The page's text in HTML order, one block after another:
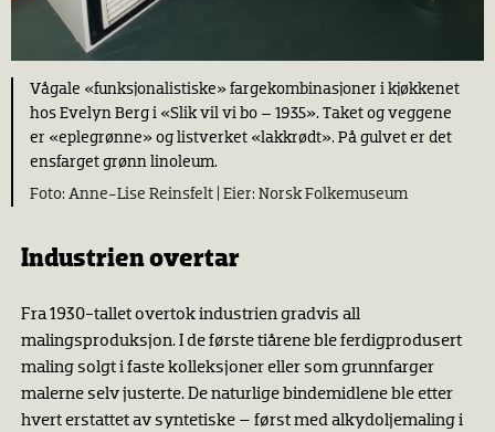
Vågale «funksjonalistiske» fargekombinasjoner i kjøkkenet
hos Evelyn Berg i «Slik vil vi bo – 1935». Taket og veggene
er «eplegrønne» og listverket «lakkrødt». På gulvet er det
ensfarget grønn linoleum.
Anne-Lise Reinsfelt |
Norsk Folkemuseum
Industrien overtar
Fra 1930-tallet overtok industrien gradvis all
malingsproduksjon. I de første tiårene ble ferdigprodusert
maling solgt i faste kolleksjoner eller som grunnfarger
malerne selv justerte. De naturlige bindemidlene ble etter
hvert erstattet av syntetiske – først med alkydoljemaling i